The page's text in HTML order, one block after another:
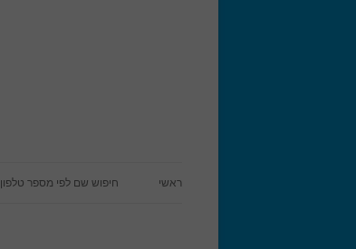
ראשי חיפוש שם לפי מספר טלפון